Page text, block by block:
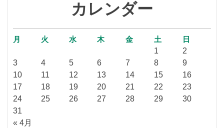
カレンダー
月 火 水 木 金 土 日
« 4月
1
2
3
4 5 6 7 8
9
10
11 12 13 14 15
16
17
18 19 20 21 22
23
24
25 26 27 28 29
30
31